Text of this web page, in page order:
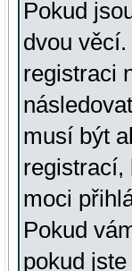
Pokud
dvou
registraci
musí být
registrací,
moci
Pokud
pokud